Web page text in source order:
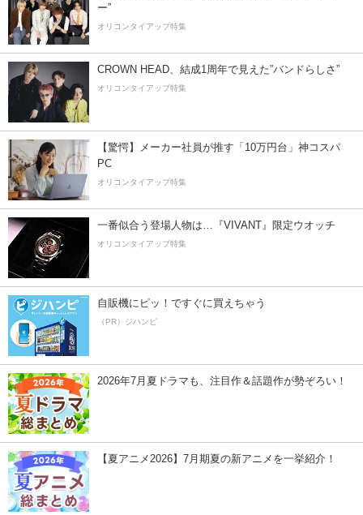
ー”
オリコンタイアップ特集
CROWN HEAD、結成1周年で見えた”バンドらしさ”
オリコンタイアップ特集
【驚愕】メーカー社員が推す「10万円台」神コスパ
PC
オリコンタイアップ特集
一番似合う登場人物は…『VIVANT』限定ウオッチ
オリコンタイアップ特集
自販機にピッ！ですぐに買えちゃう
（PR）ジハンピ
2026年7月夏ドラマも、注目作＆話題作が勢ぞろい！
【夏アニメ2026】7月期夏の新アニメを一挙紹介！